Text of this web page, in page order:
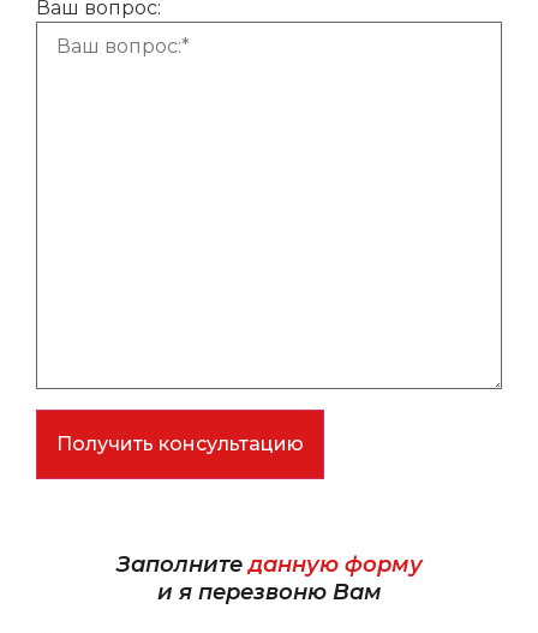
Ваш вопрос:
Получить консультацию
Заполнитеданную форму
и я перезвоню Вам